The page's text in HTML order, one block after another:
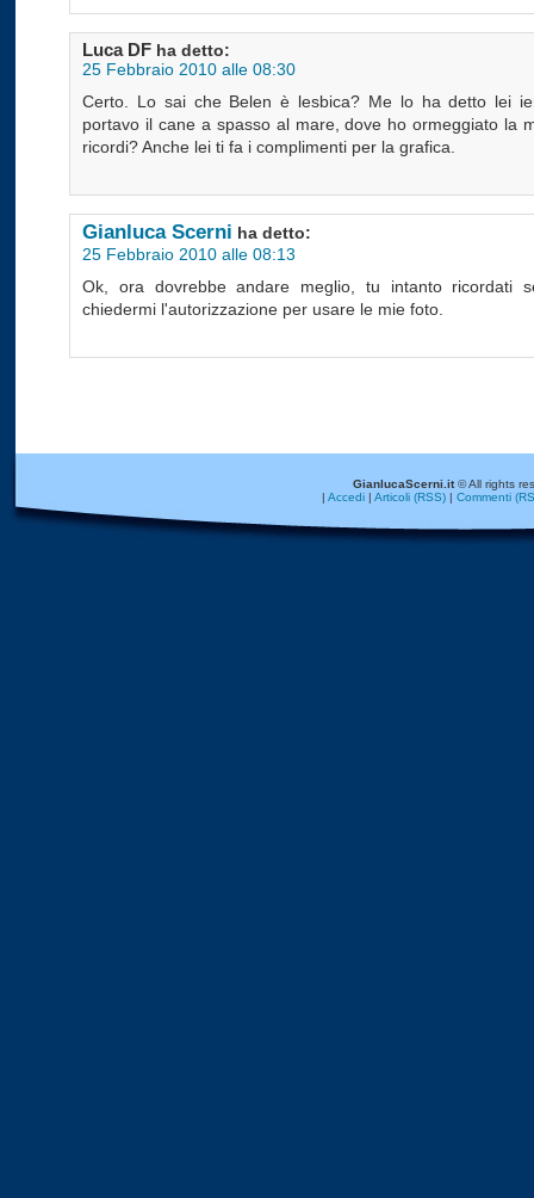
Luca DF ha detto:
25 Febbraio 2010 alle 08:30
Certo. Lo sai che Belen è lesbica? Me lo ha detto lei
portavo il cane a spasso al mare, dove ho ormeggiato la
ricordi? Anche lei ti fa i complimenti per la grafica.
Gianluca Scerni ha detto:
25 Febbraio 2010 alle 08:13
Ok, ora dovrebbe andare meglio, tu intanto ricordati
chiedermi l'autorizzazione per usare le mie foto.
GianlucaScerni.it© All rights
| Accedi| Articoli (RSS)| Commenti